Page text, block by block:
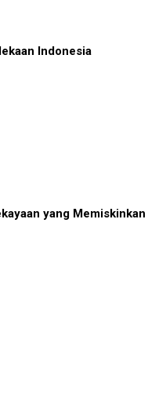
Indonesia
yang Memiskinkan